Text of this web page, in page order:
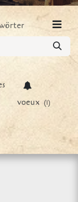
voeux (1)